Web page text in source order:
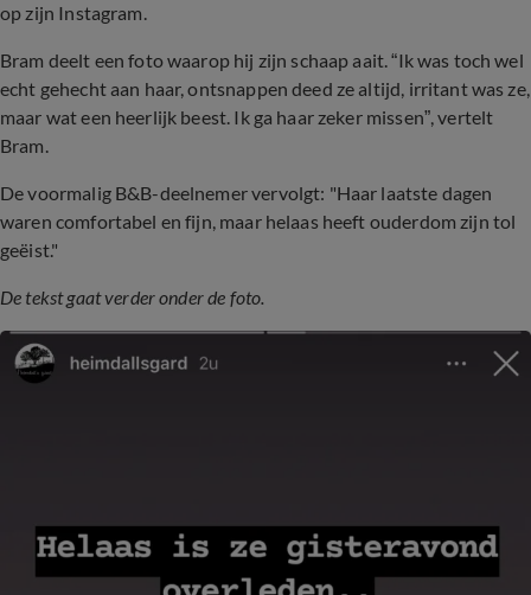
op zijn Instagram.
Bram deelt een foto waarop hij zijn schaap aait. “Ik was toch wel
echt gehecht aan haar, ontsnappen deed ze altijd, irritant was ze,
maar wat een heerlijk beest. Ik ga haar zeker missen”, vertelt
Bram.
De voormalig B&B-deelnemer vervolgt: "Haar laatste dagen
waren comfortabel en fijn, maar helaas heeft ouderdom zijn tol
geëist."
De tekst gaat verder onder de foto.